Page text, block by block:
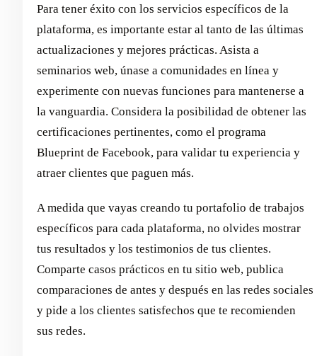
Para tener éxito con los servicios específicos de la
plataforma, es importante estar al tanto de las últimas
actualizaciones y mejores prácticas. Asista a
seminarios web, únase a comunidades en línea y
experimente con nuevas funciones para mantenerse a
la vanguardia. Considera la posibilidad de obtener las
certificaciones pertinentes, como el programa
Blueprint de Facebook, para validar tu experiencia y
atraer clientes que paguen más.
A medida que vayas creando tu portafolio de trabajos
específicos para cada plataforma, no olvides mostrar
tus resultados y los testimonios de tus clientes.
Comparte casos prácticos en tu sitio web, publica
comparaciones de antes y después en las redes sociales
y pide a los clientes satisfechos que te recomienden
sus redes.